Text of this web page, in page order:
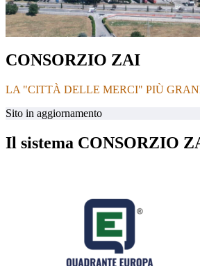
CONSORZIO ZAI
LA "CITTÀ DELLE MERCI" PIÙ
Sito in aggiornamento
Il sistema CONSORZIO